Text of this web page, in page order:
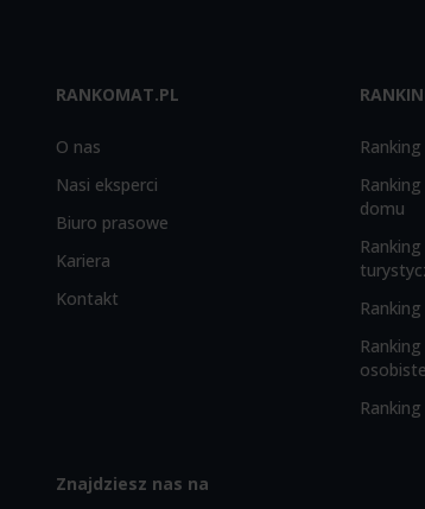
RANKOMAT.PL
O nas
Nasi eksperci
Biuro prasowe
Kariera
Kontakt
Ranking
domu
Znajdziesz nas na